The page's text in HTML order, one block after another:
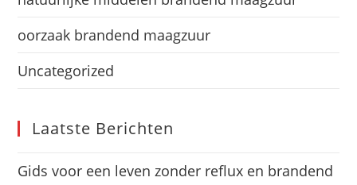
oorzaak brandend maagzuur
Uncategorized
Laatste Berichten
Gids voor een leven zonder reflux en brandend